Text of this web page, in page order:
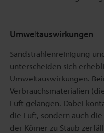
Umweltauswirkungen
Sandstrahlenreinigung
unterscheiden sich
Umweltauswirkungen.
Verbrauchsmaterialien
Luft gelangen. Dabei
die Luft, sondern auch
der Körner zu Staub